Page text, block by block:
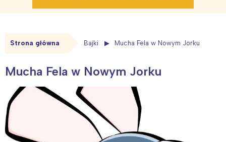
Strona główna Bajki Mucha Fela w Nowym Jorku
Mucha Fela w Nowym Jorku